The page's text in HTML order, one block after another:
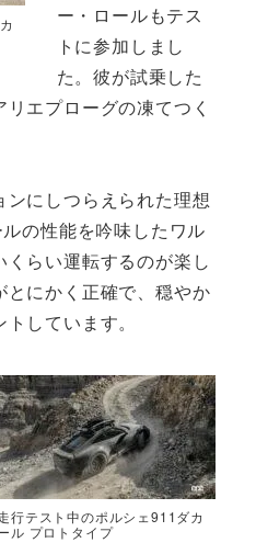
ー・ロールもテス
トに参加しまし
た。彼が試乗した
エプローグの凍てつく
にしつらえられた理想
の性能を吟味したワル
らい運転するのが楽し
にかく正確で、穏やか
しています。
行テスト中のポルシェ911ダカ
ル プロトタイプ